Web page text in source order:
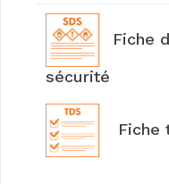
Fiche
sécurité
Fiche